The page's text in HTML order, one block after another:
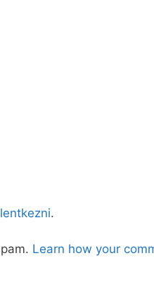
.
Learn how your